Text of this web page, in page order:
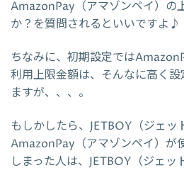
AmazonPay（アマゾンペイ）の
か？を質問されるといいですよ♪
ちなみに、初期設定では
利用上限金額は、そんなに高く
ますが、、、。
もしかしたら、JETBOY（ジェッ
AmazonPay（アマゾンペイ）が
しまった人は、JETBOY（ジェ